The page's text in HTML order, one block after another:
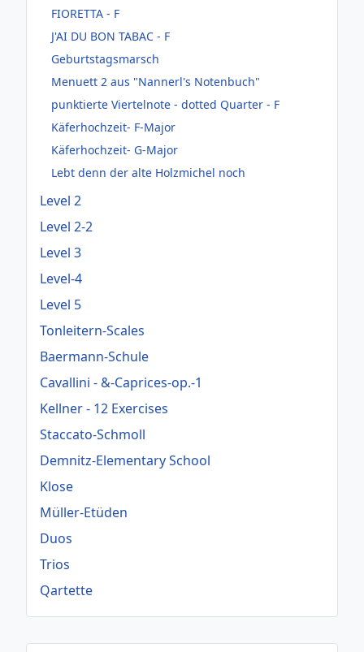
FIORETTA - F
J'AI DU BON TABAC - F
Geburtstagsmarsch
Menuett 2 aus "Nannerl's Notenbuch"
punktierte Viertelnote - dotted Quarter - F
Käferhochzeit- F-Major
Käferhochzeit- G-Major
Lebt denn der alte Holzmichel noch
Level 2
Level 2-2
Level 3
Level-4
Level 5
Tonleitern-Scales
Baermann-Schule
Cavallini - &-Caprices-op.-1
Kellner - 12 Exercises
Staccato-Schmoll
Demnitz-Elementary School
Klose
Müller-Etüden
Duos
Trios
Qartette